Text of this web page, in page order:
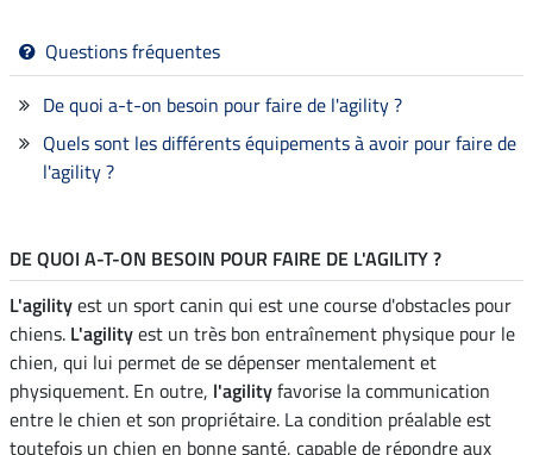
Questions fréquentes
De quoi a-t-on besoin pour faire de l'agility ?
Quels sont les différents équipements à avoir pour faire de
l'agility ?
DE QUOI A-T-ON BESOIN POUR FAIRE DE L'AGILITY ?
L'agilityest un sport canin qui est une course d'obstacles pour
chiens. L'agilityest un très bon entraînement physique pour le
chien, qui lui permet de se dépenser mentalement et
physiquement. En outre, l'agilityfavorise la communication
entre le chien et son propriétaire. La condition préalable est
toutefois un chien en bonne santé, capable de répondre aux